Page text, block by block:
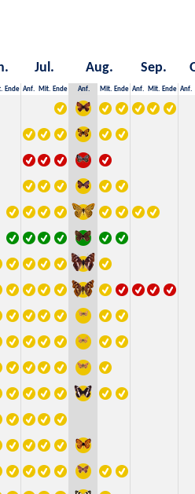
Jul. Aug. Sep.
Ende Anf. Mit. Ende Anf. Mit. Ende Anf. Mit. Ende Anf.